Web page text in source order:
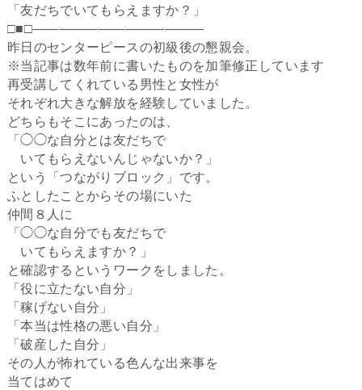
「友だちでいてもらえますか？」
□■□—————————————
昨日のセンターピースの初級後の懇親会。
※当記事は数年前に書いたものを加筆修正しています
再受講してくれている男性と女性が
それぞれ大きな解放を経験していました。
どちらもそこにあったのは、
「◯◯な自分とは友だちで
いてもらえないんじゃないか？」
という「つながりブロック」です。
ふとしたことからその場にいた
仲間８人に
「◯◯な自分でも友だちで
いてもらえますか？」
と確認するというワークをしました。
「役に立たない自分」
「稼げない自分」
「本当は性格の悪い自分」
「破産した自分」
その人が怖れている色んな出来事を
当てはめて